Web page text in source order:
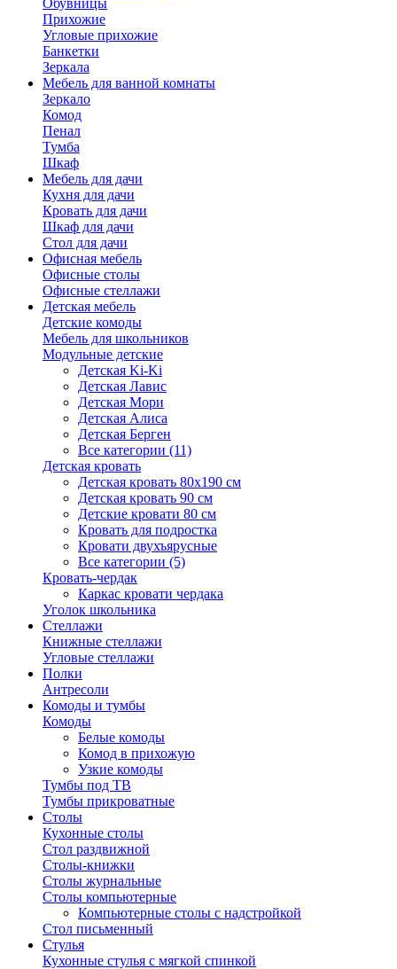
Обувницы
Прихожие
Угловые прихожие
Банкетки
Зеркала
Мебель для ванной комнаты
Зеркало
Комод
Пенал
Тумба
Шкаф
Мебель для дачи
Кухня для дачи
Кровать для дачи
Шкаф для дачи
Стол для дачи
Офисная мебель
Офисные столы
Офисные стеллажи
Детская мебель
Детские комоды
Мебель для школьников
Модульные детские
Детская Ki-Ki
Детская Лавис
Детская Мори
Детская Алиса
Детская Берген
Все категории (11)
Детская кровать
Детская кровать 80х190 см
Детская кровать 90 см
Детские кровати 80 см
Кровать для подростка
Кровати двухъярусные
Все категории (5)
Кровать-чердак
Каркас кровати чердака
Уголок школьника
Стеллажи
Книжные стеллажи
Угловые стеллажи
Полки
Антресоли
Комоды и тумбы
Комоды
Белые комоды
Комод в прихожую
Узкие комоды
Тумбы под ТВ
Тумбы прикроватные
Столы
Кухонные столы
Стол раздвижной
Столы-книжки
Столы журнальные
Столы компьютерные
Компьютерные столы с надстройкой
Стол письменный
Стулья
Кухонные стулья с мягкой спинкой